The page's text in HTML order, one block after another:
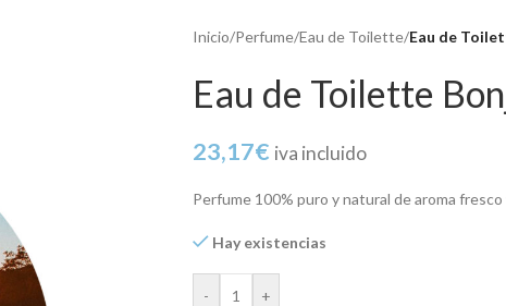
Inicio/Perfume/Eau de Toilette/Eau de
Eau de Toilette
23,17€ iva incluido
Perfume 100% puro y natural de aroma
Hay existencias
- +